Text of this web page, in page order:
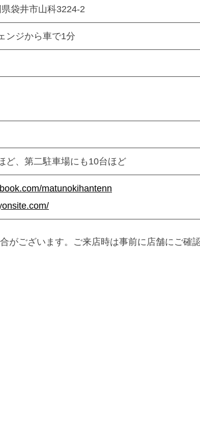
袋井市山科3224-2
ンジから車で1分
ど、第二駐車場にも10台ほど
matunokihantenn
ございます。ご来店時は事前に店舗にご確認